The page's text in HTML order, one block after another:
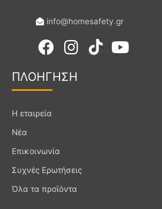
info@homesafety.gr
F
a
c
e
o
k
n
a
m
ΠΛΟΗΓΗΣΗ
Η εταιρεία
Νέα
Επικοινωνία
Συχνές Ερωτήσεις
Όλα τα προϊόντα